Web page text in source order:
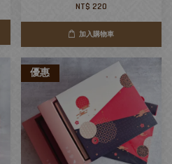
NT$ 220
加入購物車
優惠